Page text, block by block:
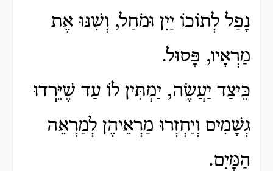
נָפַל לְתוֹכוֹ יַיִן וּמֹחַל, וְשִׁנּוּ אֶת
מַרְאָיו, פָּסוּל.
כֵּיצַד יַעֲשֶׂה, יַמְתִּין לוֹ עַד שֶׁיֵּרְדוּ
גְשָׁמִים וְיַחְזְרוּ מַרְאֵיהֶן לְמַרְאֵה
הַמָּיִם.